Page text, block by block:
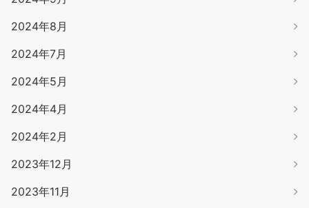
2024年8月
2024年7月
2024年5月
2024年4月
2024年2月
2023年12月
2023年11月